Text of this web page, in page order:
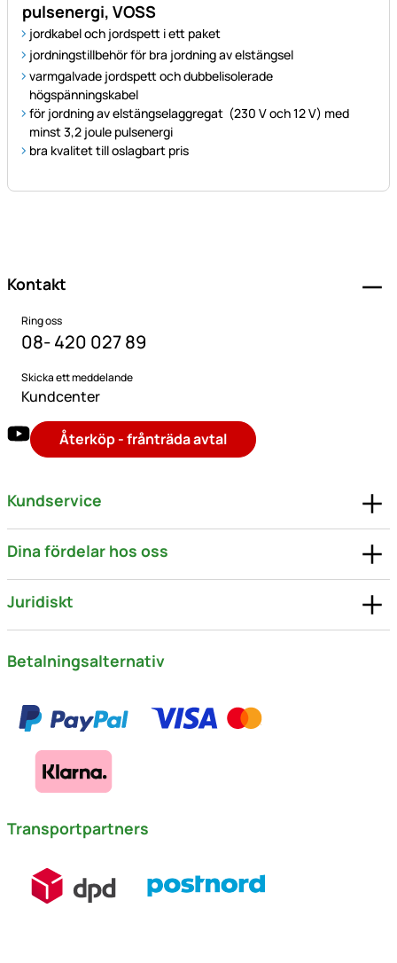
pulsenergi, VOSS
jordkabel och jordspett i ett paket
jordningstillbehör för bra jordning av elstängsel
varmgalvade jordspett och dubbelisolerade
högspänningskabel
för jordning av elstängselaggregat (230 V och 12 V) med
minst 3,2 joule pulsenergi
bra kvalitet till oslagbart pris
Kontakt
Ring oss
08- 420 027 89
Skicka ett meddelande
Kundcenter
Återköp - frånträda avtal
Kundservice
Dina fördelar hos oss
Juridiskt
Betalningsalternativ
Transportpartners